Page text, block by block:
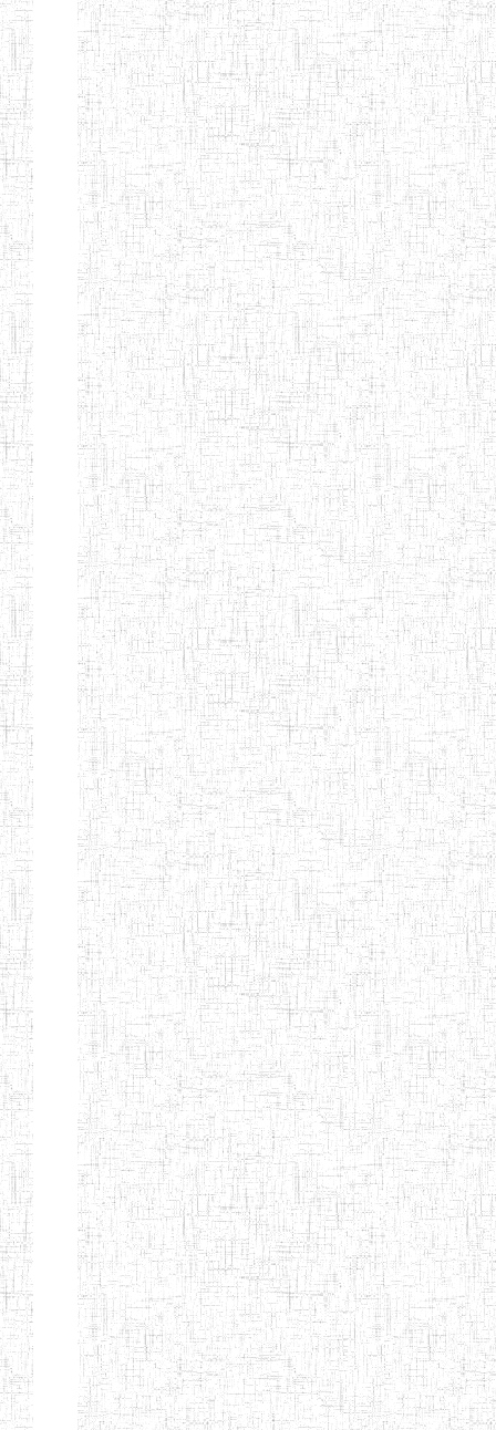
Arrondissement
Denomination Création Type Nature
Afficher Page 13 sur 13 Total: 307
Début Préc. 4 5 6 7 8
9
13
Suivant Fin
GTTC
BANGEM
08/12/1997 ENIEG Public
GTTC
FONTEM
25/09/2000 ENIEG Public
GTTC
MAMFE
03/11/1983 ENIEG Public
GBTTC
KUMBA
25/08/1978 ENIEG Public
GTTTC
KUMBA
13/08/2013 ENIET Public
GTTC AKWA-
BAKASSI
27/08/2013 ENIEG Public
GTTC
MUNDEMBA
01/08/1997 ENIEG Public
Etablissements
d'enseignement
secondaire
technique
et
professionnel